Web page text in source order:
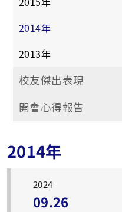
2014年
2013年
校友傑出表現
開會心得報告
2014年
2024
09.26